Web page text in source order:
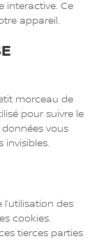
interactive. Ce
appareil.
morceau de
pour suivre le
données vous
invisibles.
des
cookies.
tierces parties